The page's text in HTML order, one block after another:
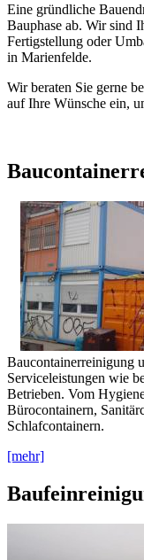
Eine gründliche
Bauphase ab. Wir sind
Fertigstellung oder
in Marienfelde.
Wir beraten Sie gerne
auf Ihre Wünsche ein,
Baucontainerreinigung
Serviceleistungen wie
Betrieben. Vom
Bürocontainern,
Schlafcontainern.
[mehr]